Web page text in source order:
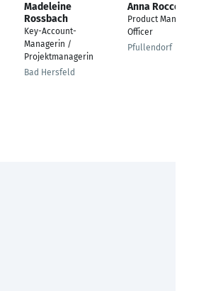
Madeleine
Rossbach
Key-Account-
Managerin /
Projektmanagerin
Bad Hersfeld
Anna Roccotelli
Product Management
Officer
Pfullendorf